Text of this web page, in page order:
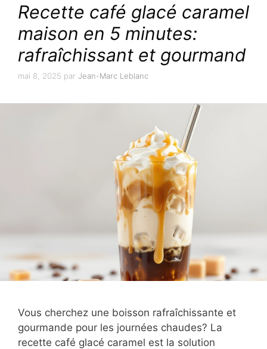
Recette café glacé caramel
maison en 5 minutes:
rafraîchissant et gourmand
mai 8, 2025 par Jean-Marc Leblanc
Vous cherchez une boisson rafraîchissante et
gourmande pour les journées chaudes? La
recette café glacé caramel est la solution